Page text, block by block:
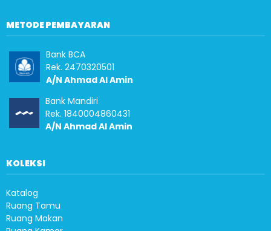
METODE PEMBAYARAN
Bank BCA
Rek. 2470320501
A/N Ahmad Al Amin
Bank Mandiri
Rek. 1840004860431
A/N Ahmad Al Amin
KOLEKSI
Katalog
Ruang Tamu
Ruang Makan